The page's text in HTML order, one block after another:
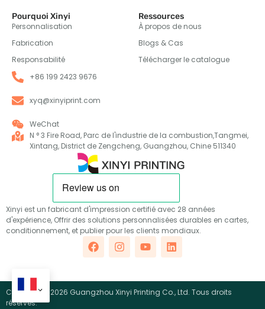
Xinyi est un fabricant d'impression certifié avec 28 années
d'expérience, Offrir des solutions personnalisées durables en cartes,
conditionnement, et publier pour les clients mondiaux.
Pourquoi Xinyi
Personnalisation
Fabrication
Responsabilité
Ressources
À propos de nous
Blogs & Cas
Télécharger le catalogue
+86 199 2423 9676
xyq@xinyiprint.com
WeChat
N ° 3 Fire Road, Parc de l'industrie de la combustion,Tangmei,
Xintang, District de Zengcheng, Guangzhou, Chine 511340
Copyright ©2026 Guangzhou Xinyi Printing Co., Ltd. Tous droits
réservés.